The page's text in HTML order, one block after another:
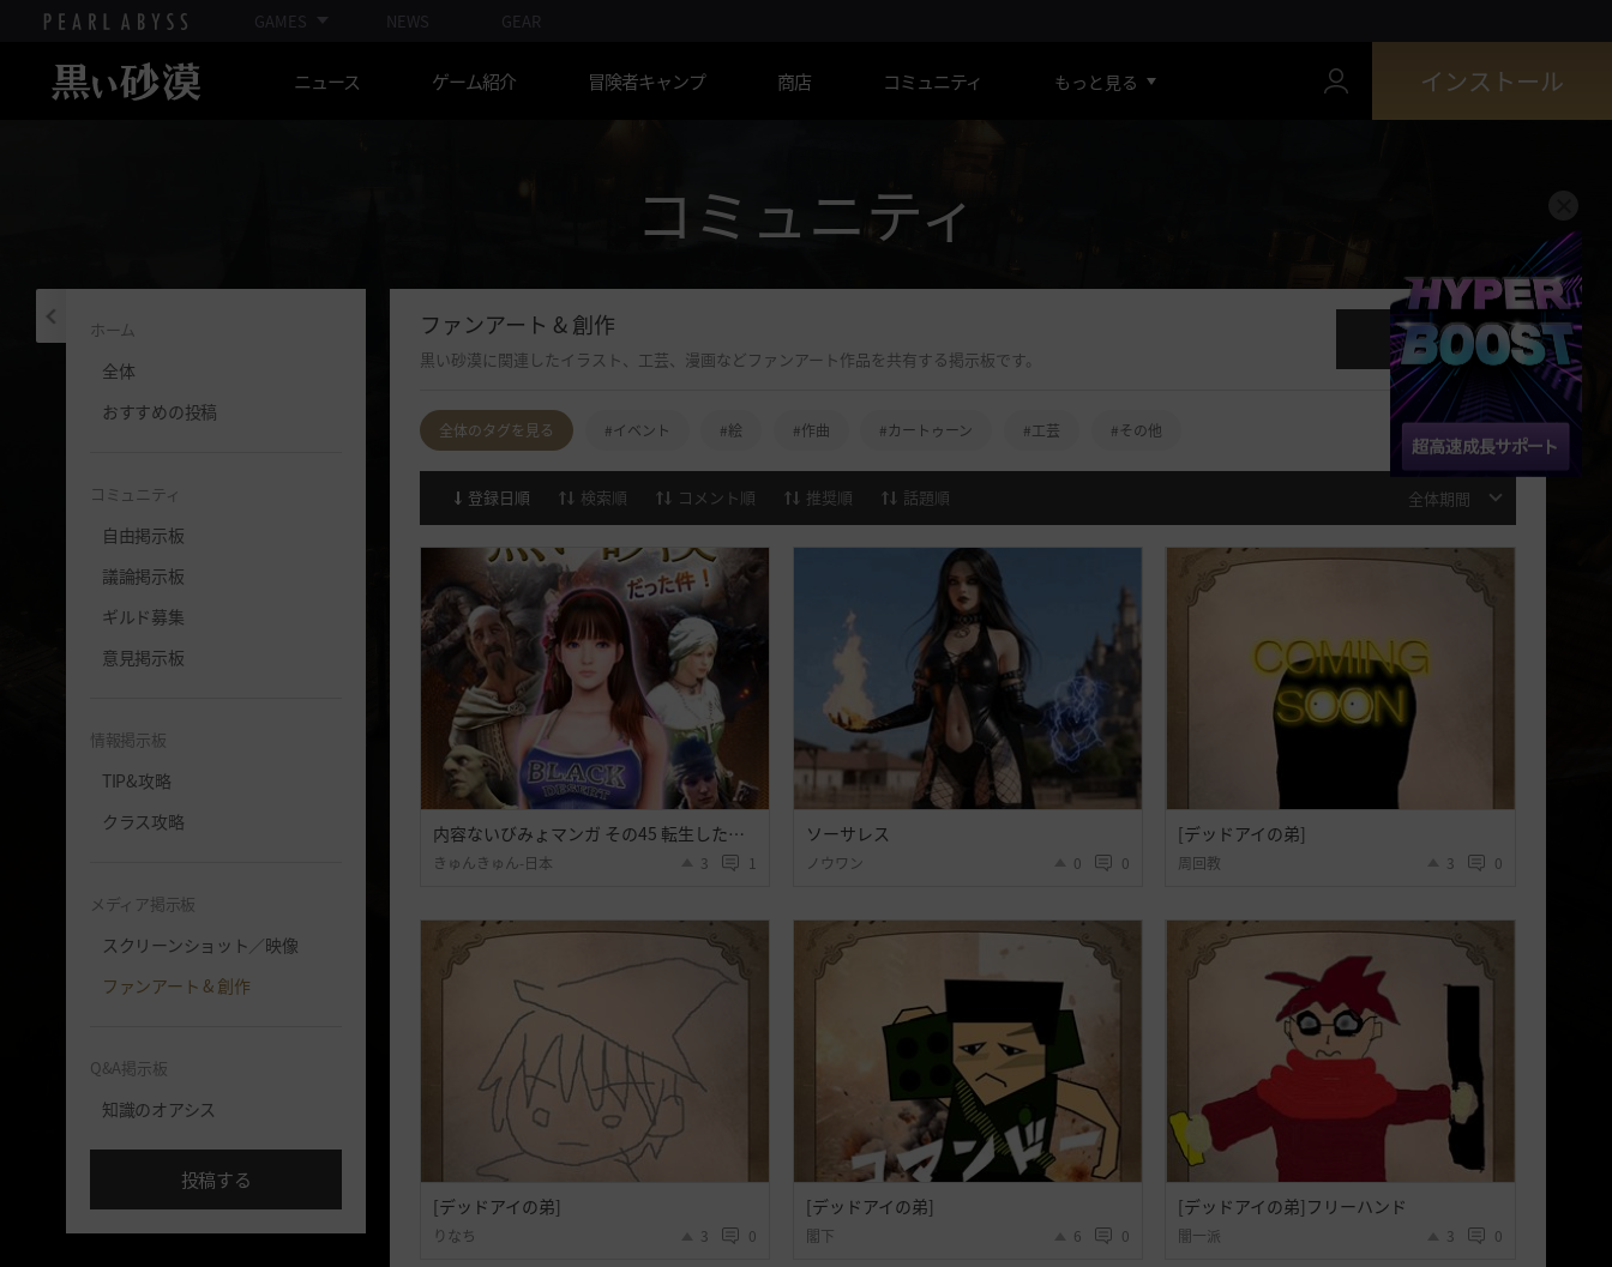
GAMES NEWS GEAR
ニュース ゲーム紹介 冒険者キャンプ 商店 コミュニティ もっと見る インストール
コミュニティ
ホーム
全体
おすすめの投稿
コミュニティ
自由掲示板
議論掲示板
ギルド募集
意見掲示板
情報掲示板
TIP&攻略
クラス攻略
メディア掲示板
スクリーンショット／映像
ファンアート & 創作
Q&A掲示板
知識のオアシス
投稿する
ファンアート & 創作
黒い砂漠に関連したイラスト、工芸、漫画などファンアート作品を共有する掲示板です。
投稿する
全体のタグを見る #イベント #絵 #作曲 #カートゥーン #工芸 #その他
登録日順 検索順 コメント順 推奨順 話題順 全体期間
内容ないびみょマンガ その45 転生したら黒い砂漠だった件
きゅんきゅん-日本 3 1
ソーサレス
ノウワン 0 0
[デッドアイの弟]
周回教 3 0
[デッドアイの弟]
りなち 3 0
[デッドアイの弟]
閣下 6 0
[デッドアイの弟]フリーハンド
闇一派 3 0